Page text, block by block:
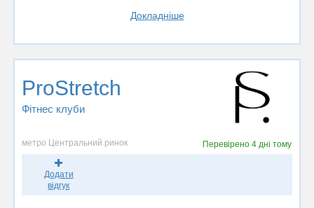
Докладніше
ProStretch
Фітнес клуби
метро Центральний ринок Перевірено4 дні тому
Додати
відгук